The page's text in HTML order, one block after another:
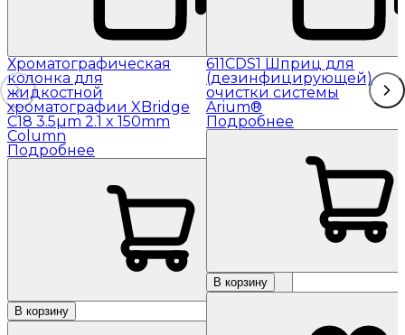
Хроматографическая
колонка для
жидкостной
хроматографии XBridge
C18 3.5µm 2.1 x 150mm
Column
Подробнее
В корзину
611CDS1 Шприц для
(дезинфицирующей)
очистки системы
Arium®
Подробнее
В корзину